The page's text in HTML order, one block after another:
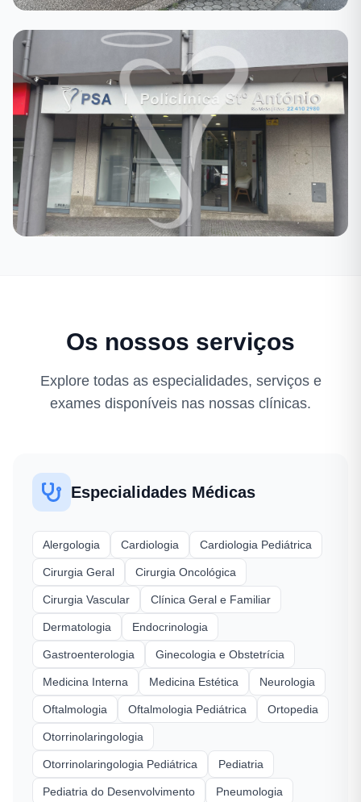
Rio Meão
Os nossos serviços
Explore todas as especialidades, serviços e
exames disponíveis nas nossas clínicas.
Especialidades Médicas
Alergologia Cardiologia Cardiologia Pediátrica
Cirurgia Geral Cirurgia Oncológica
Cirurgia Vascular Clínica Geral e Familiar
Dermatologia Endocrinologia
Gastroenterologia Ginecologia e Obstetrícia
Medicina Interna Medicina Estética Neurologia
Oftalmologia Oftalmologia Pediátrica Ortopedia
Otorrinolaringologia
Otorrinolaringologia Pediátrica Pediatria
Pediatria do Desenvolvimento Pneumologia